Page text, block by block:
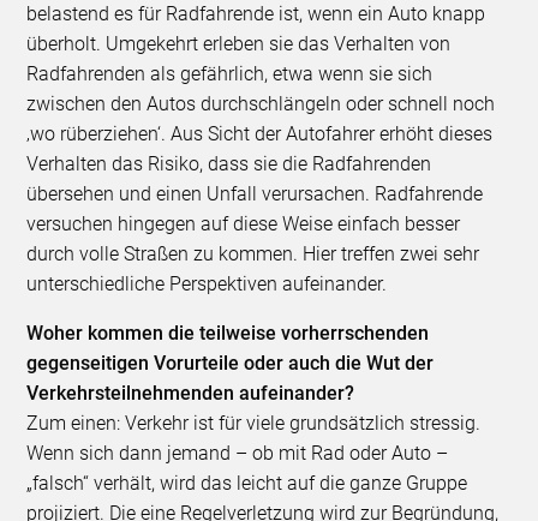
belastend es für Radfahrende ist, wenn ein Auto knapp
überholt. Umgekehrt erleben sie das Verhalten von
Radfahrenden als gefährlich, etwa wenn sie sich
zwischen den Autos durchschlängeln oder schnell noch
‚wo rüberziehen‘. Aus Sicht der Autofahrer erhöht dieses
Verhalten das Risiko, dass sie die Radfahrenden
übersehen und einen Unfall verursachen. Radfahrende
versuchen hingegen auf diese Weise einfach besser
durch volle Straßen zu kommen. Hier treffen zwei sehr
unterschiedliche Perspektiven aufeinander.
Woher kommen die teilweise vorherrschenden
gegenseitigen Vorurteile oder auch die Wut der
Verkehrsteilnehmenden aufeinander?
Zum einen: Verkehr ist für viele grundsätzlich stressig.
Wenn sich dann jemand – ob mit Rad oder Auto –
„falsch“ verhält, wird das leicht auf die ganze Gruppe
projiziert. Die eine Regelverletzung wird zur Begründung,